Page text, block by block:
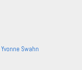
Yvonne Swahn